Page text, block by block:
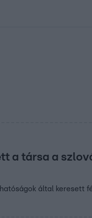
a társa a
által keresett